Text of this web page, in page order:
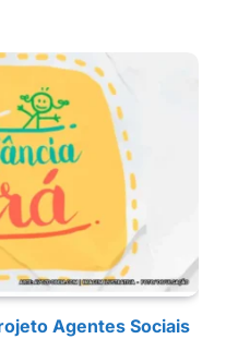
Agentes Sociais